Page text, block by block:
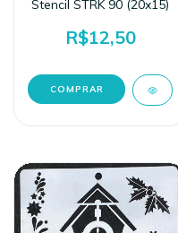
Stencil STRK 90 (20x15)
R$12,50